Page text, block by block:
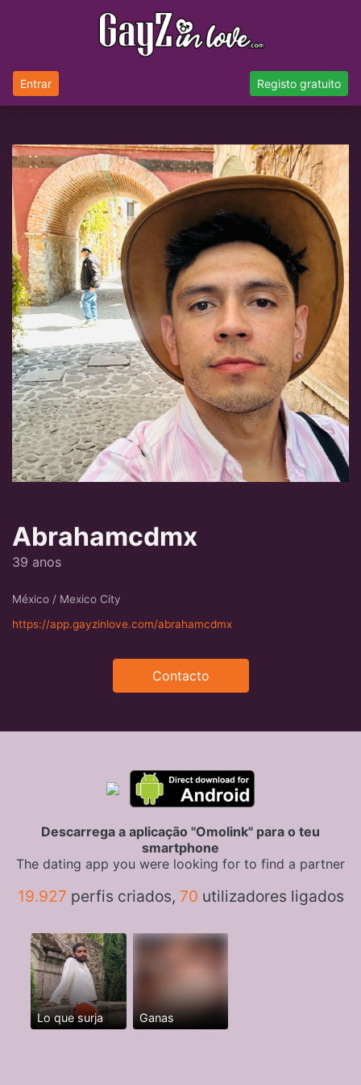
Entrar Registo gratuito
Abrahamcdmx
39 anos
México / Mexico City
https://app.gayzinlove.com/abrahamcdmx
Contacto
Descarrega a aplicação "Omolink" para o teu
smartphone
The dating app you were looking for to find a partner
19.927 perfis criados, 70 utilizadores ligados
Lo que surja Ganas